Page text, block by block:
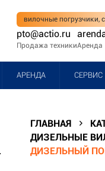
вилочные погрузчики,
pto@actio.ru
Продажа техникиАренда
АРЕНДА СЕРВИС
ГЛАВНАЯ
ДИЗЕЛЬНЫЕ
ДИЗЕЛЬНЫЙ